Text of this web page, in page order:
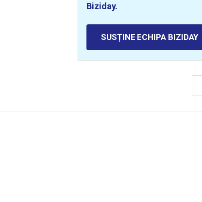
Biziday.
SUSȚINE ECHIPA BIZIDAY